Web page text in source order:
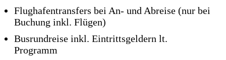
Flughafentransfers bei An- und Abreise (nur bei
Buchung inkl. Flügen)
Busrundreise inkl. Eintrittsgeldern lt.
Programm